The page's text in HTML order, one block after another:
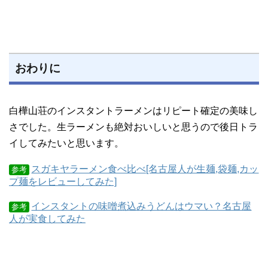
おわりに
白樺山荘のインスタントラーメンはリピート確定の美味し
さでした。生ラーメンも絶対おいしいと思うので後日トラ
イしてみたいと思います。
参考
スガキヤラーメン食べ比べ[名古屋人が生麺,袋麺,カッ
プ麺をレビューしてみた]
参考 インスタントの味噌煮込みうどんはウマい？名古屋
人が実食してみた